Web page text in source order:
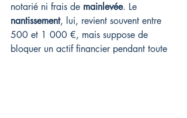
notarié ni frais de mainlevée. Le
nantissement, lui, revient souvent entre
500 et 1 000 €, mais suppose de
bloquer un actif financier pendant toute